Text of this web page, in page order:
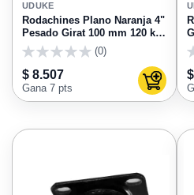
UDUKE
Rodachines Plano Naranja 4"
Pesado Girat 100 mm 120 kg
HT30087
(0)
$ 8.507
Gana 7 pts Agregar